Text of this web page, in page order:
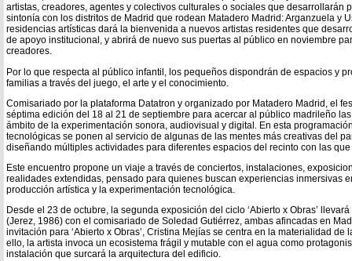
artistas, creadores, agentes y colectivos culturales o sociales que desarrollarán
sintonía con los distritos de Madrid que rodean Matadero Madrid: Arganzuela y
residencias artísticas dará la bienvenida a nuevos artistas residentes que
de apoyo institucional, y abrirá de nuevo sus puertas al público en noviembre
creadores.
Por lo que respecta al público infantil, los pequeños dispondrán de espacios y
familias a través del juego, el arte y el conocimiento.
Comisariado por la plataforma Datatron y organizado por Matadero Madrid, el
séptima edición del 18 al 21 de septiembre para acercar al público madrileño
ámbito de la experimentación sonora, audiovisual y digital. En esta
tecnológicas se ponen al servicio de algunas de las mentes más creativas del
diseñando múltiples actividades para diferentes espacios del recinto con las
Este encuentro propone un viaje a través de conciertos, instalaciones,
realidades extendidas, pensado para quienes buscan experiencias inmersivas
producción artística y la experimentación tecnológica.
Desde el 23 de octubre, la segunda exposición del ciclo ‘Abierto x Obras’
(Jerez, 1986) con el comisariado de Soledad Gutiérrez, ambas afincadas en
invitación para ‘Abierto x Obras’, Cristina Mejías se centra en la materialidad de
ello, la artista invoca un ecosistema frágil y mutable con el agua como
instalación que surcará la arquitectura del edificio.